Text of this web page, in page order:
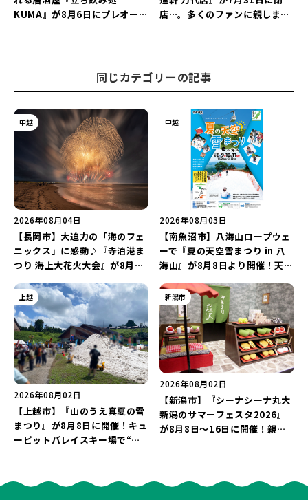
KUMA』が8月6日にプレオープ
店…。多くのファンに親しまれ
同じカテゴリーの記事
中越
2026年08月04日
【長岡市】大迫力の「海のフェ
ニックス」に感動♪『寺泊港ま
つり 海上大花火大会』が8月7
5,000発の花火”を楽しもう♪
中越
2026年08月03日
【南魚沼市】八海山ロープウェ
ーで『夏の天空雪まつり in 八
海山』が8月8日より開催！天然
デ」が登場♪
上越
2026年08月02日
【上越市】『山のうえ真夏の雪
まつり』が8月8日に開催！キュ
ーピットバレイスキー場で“真
新潟市
2026年08月02日
【新潟市】『シーナシーナ丸大
新潟のサマーフェスタ2026』
が8月8日～16日に開催！親子